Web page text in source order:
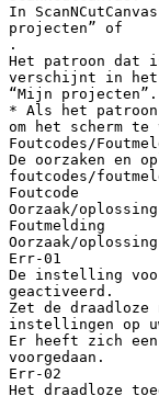
In
projecten” of
.
Het patroon dat
verschijnt in het
“Mijn projecten”.
* Als het
om het scherm te
Foutcodes/
De oorzaken en
foutcodes/
Foutcode
Oorzaak/oplossing
Foutmelding
Oorzaak/oplossing
Err-01
De instelling
geactiveerd.
Zet de
instellingen op
Er heeft zich
voorgedaan.
Err-02
Het draadloze